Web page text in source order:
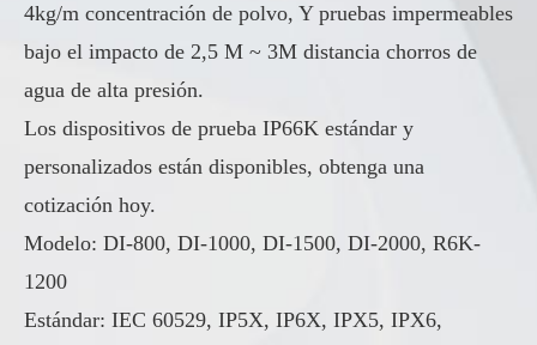
4kg/m concentración de polvo, Y pruebas impermeables
bajo el impacto de 2,5 M ~ 3M distancia chorros de
agua de alta presión.
Los dispositivos de prueba IP66K estándar y
personalizados están disponibles, obtenga una
cotización hoy.
Modelo: DI-800, DI-1000, DI-1500, DI-2000, R6K-
1200
Estándar: IEC 60529, IP5X, IP6X, IPX5, IPX6,